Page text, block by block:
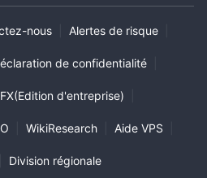
nous Alertes de risque
de confidentialité
d'entreprise)
WikiResearch Aide VPS
Division régionale